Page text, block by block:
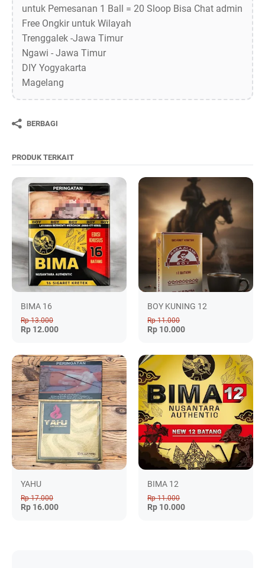
untuk Pemesanan 1 Ball = 20 Sloop Bisa Chat admin
Free Ongkir untuk Wilayah
Trenggalek -Jawa Timur
Ngawi - Jawa Timur
DIY Yogyakarta
Magelang
BERBAGI
PRODUK TERKAIT
BIMA 16
Rp 13.000
Rp 12.000
BOY KUNING 12
Rp 11.000
Rp 10.000
YAHU
Rp 17.000
Rp 16.000
BIMA 12
Rp 11.000
Rp 10.000